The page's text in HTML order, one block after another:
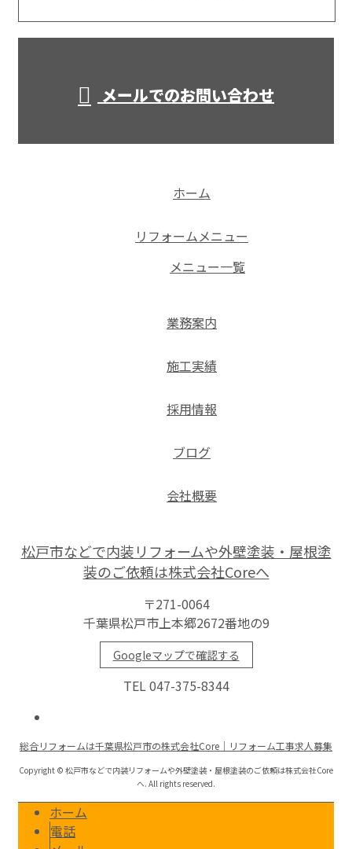
メールでのお問い合わせ
ホーム
リフォームメニュー
メニュー一覧
業務案内
施工実績
採用情報
ブログ
会社概要
松戸市などで内装リフォームや外壁塗装・屋根塗
装のご依頼は株式会社Coreへ
〒271-0064
千葉県松戸市上本郷2672番地の9
Googleマップで確認する
TEL 047-375-8344
総合リフォームは千葉県松戸市の株式会社Core｜リフォーム工事求人募集
Copyright © 松戸市などで内装リフォームや外壁塗装・屋根塗装のご依頼は株式会社Core
へ. All rights reserved.
ホーム
電話